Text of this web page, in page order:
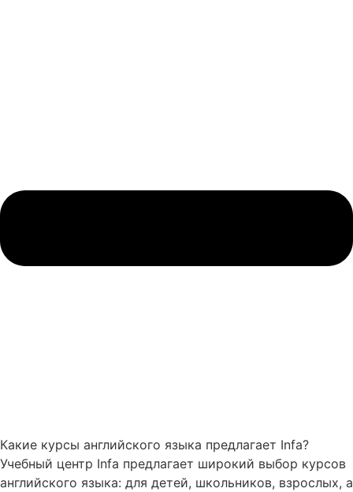
Какие курсы английского языка предлагает Infa?
Учебный центр Infa предлагает широкий выбор курсов
английского языка: для детей, школьников, взрослых, а